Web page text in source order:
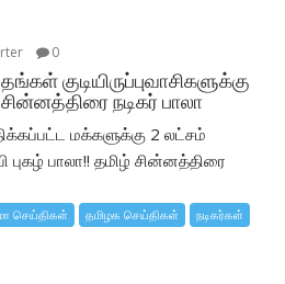
0
குடியிருப்புவாசிகளுக்கு
நடிகர் பாலா
மக்களுக்கு 2 லட்சம்
புகழ் பாலா!! தமிழ் சின்னத்திரை
செய்திகள் தமிழக செய்திகள் நடிகர்கள்